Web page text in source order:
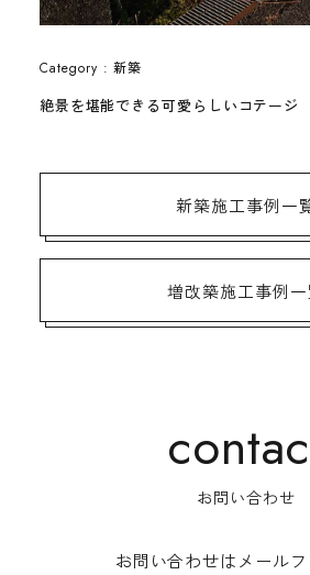
Category : 新築
絶景を堪能できる可愛らしいコテージ
新築施工事例一
増改築施工事例
お問い合わせ
お問い合わせはメールフ